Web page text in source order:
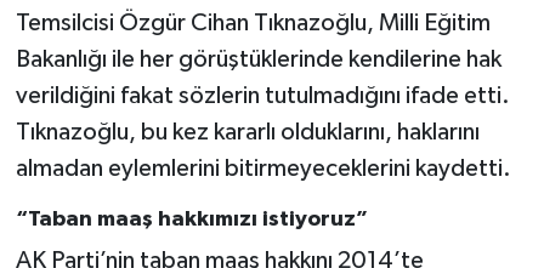
Temsilcisi Özgür Cihan Tıknazoğlu, Milli Eğitim
Bakanlığı ile her görüştüklerinde kendilerine hak
verildiğini fakat sözlerin tutulmadığını ifade etti.
Tıknazoğlu, bu kez kararlı olduklarını, haklarını
almadan eylemlerini bitirmeyeceklerini kaydetti.
“Taban maaş hakkımızı istiyoruz”
AK Parti’nin taban maaş hakkını 2014’te